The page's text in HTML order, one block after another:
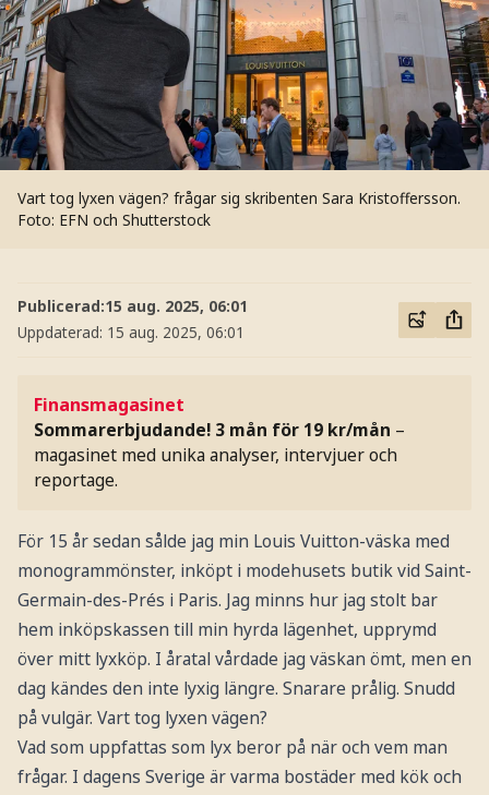
Vart tog lyxen vägen? frågar sig skribenten Sara Kristoffersson.
Foto: EFN och Shutterstock
Publicerad:15 aug. 2025, 06:01
Uppdaterad: 15 aug. 2025, 06:01
Finansmagasinet
Sommarerbjudande! 3 mån för 19 kr/mån –
magasinet med unika analyser, intervjuer och
reportage.
För 15 år sedan sålde jag min Louis Vuitton-väska med
monogrammönster, inköpt i modehusets butik vid Saint-
Germain-des-Prés i Paris. Jag minns hur jag stolt bar
hem inköpskassen till min hyrda lägenhet, upprymd
över mitt lyxköp. I åratal vårdade jag väskan ömt, men en
dag kändes den inte lyxig längre. Snarare prålig. Snudd
på vulgär. Vart tog lyxen vägen?
Vad som uppfattas som lyx beror på när och vem man
frågar. I dagens Sverige är varma bostäder med kök och